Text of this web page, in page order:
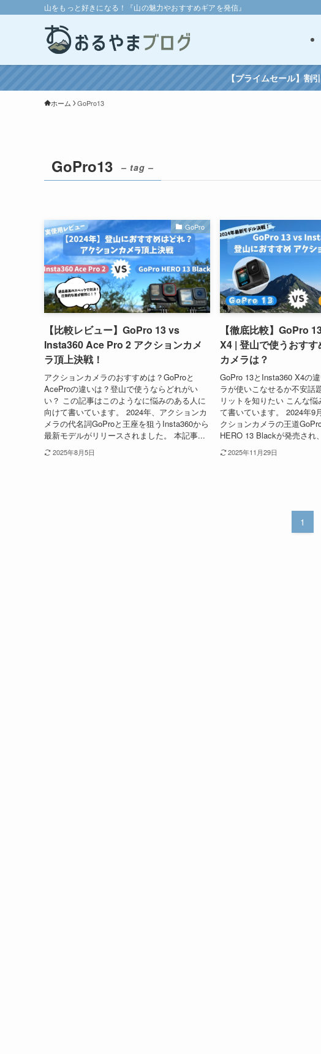
山をもっと好きになる！『山の魅力やおすすめギアを発信』
【プライムセール】割
ホーム GoPro13
GoPro13 – tag –
GoPro
【比較レビュー】GoPro 13 vs
Insta360 Ace Pro 2 アクションカメ
ラ頂上決戦！
アクションカメラのおすすめは？GoProと
AceProの違いは？登山で使うならどれがい
い？ この記事はこのようなに悩みのある人に
向けて書いています。 2024年、アクションカ
メラの代名詞GoProと王座を狙うInsta360から
最新モデルがリリースされました。 本記事...
2025年8月5日
【徹底比較】GoPro
X4 | 登山で使うおす
カメラは？
GoPro 13とInsta360 X4の
ラが使いこなせるか不安話
リットを知りたい こんな
て書いています。 2024年9
クションカメラの王道
HERO 13 Blackが発売され
2025年11月29日
1